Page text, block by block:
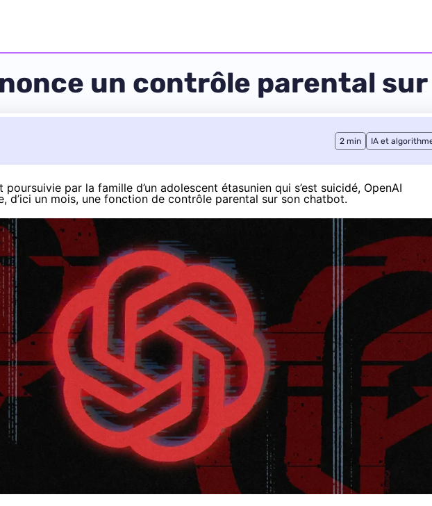
un contrôle parental sur
2 min IA et
poursuivie par la famille d’un adolescent étasunien qui s’est suicidé, OpenAI
d’ici un mois, une fonction de contrôle parental sur son chatbot.